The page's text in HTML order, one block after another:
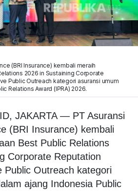
(BRI Insurance) kembali meraih
2026 in Sustaining Corporate
Public Outreach kategori asuransi umum
Relations Award (IPRA) 2026.
JAKARTA — PT Asuransi
(BRI Insurance) kembali
Best Public Relations
Corporate Reputation
Public Outreach kategori
ajang Indonesia Public